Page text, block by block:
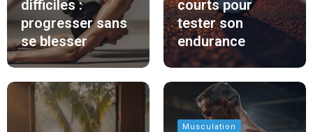
difficiles :
progresser sans
se blesser
courts pour
tester son
endurance
Musculation